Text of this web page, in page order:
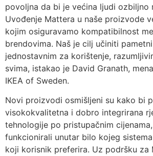
povoljna da bi je većina ljudi ozbiljno
Uvođenje Mattera u naše proizvode
kojim osiguravamo kompatibilnost
brendovima. Naš je cilj učiniti
jednostavnim za korištenje,
svima, istakao je David Granath,
IKEA of Sweden.
Novi proizvodi osmišljeni su kako bi
visokokvalitetna i dobro integrirana
tehnologije po pristupačnim
funkcionirali unutar bilo kojeg
koji korisnik preferira. Uz podršku za